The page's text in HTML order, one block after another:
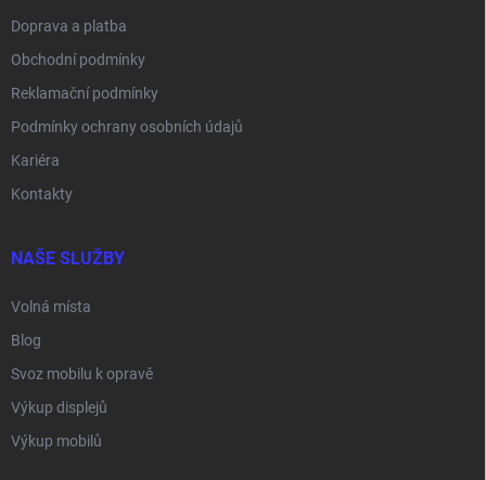
Doprava a platba
Obchodní podmínky
Reklamační podmínky
Podmínky ochrany osobních údajů
Kariéra
Kontakty
NAŠE SLUŽBY
Volná místa
Blog
Svoz mobilu k opravě
Výkup displejů
Výkup mobilů